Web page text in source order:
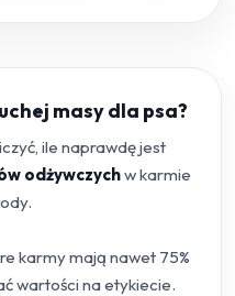
masy dla psa?
ile naprawdę jest
odżywczychw karmie
karmy mają nawet 75%
wartości na etykiecie.